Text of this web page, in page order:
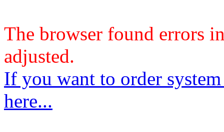
The browser found errors
adjusted.
If you want to order
here...